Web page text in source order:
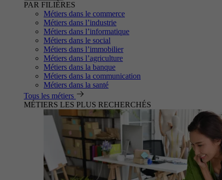
PAR FILIÈRES
Métiers dans le commerce
Métiers dans l’industrie
Métiers dans l’informatique
Métiers dans le social
Métiers dans l’immobilier
Métiers dans l’agriculture
Métiers dans la banque
Métiers dans la communication
Métiers dans la santé
Tous les métiers
MÉTIERS LES PLUS RECHERCHÉS